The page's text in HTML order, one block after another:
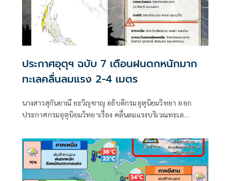
ประกาศอุตุฯ ฉบับ 7 เตือนฝนตกหนักมาก
ทะเลคลื่นลมแรง 2-4 เมตร
นางสาวสุกันยาณี ยะวิญชาญ อธิบดีกรมอุตุนิยมวิทยา ออก
ประกาศกรมอุตุนิยมวิทยาเรื่อง คลื่นลมแรงบริเวณทะเล
มากบริเวณประเทศไทย